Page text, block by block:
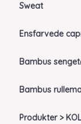
Sweat
Ensfarvede
Bambus
Bambus
Produkter >